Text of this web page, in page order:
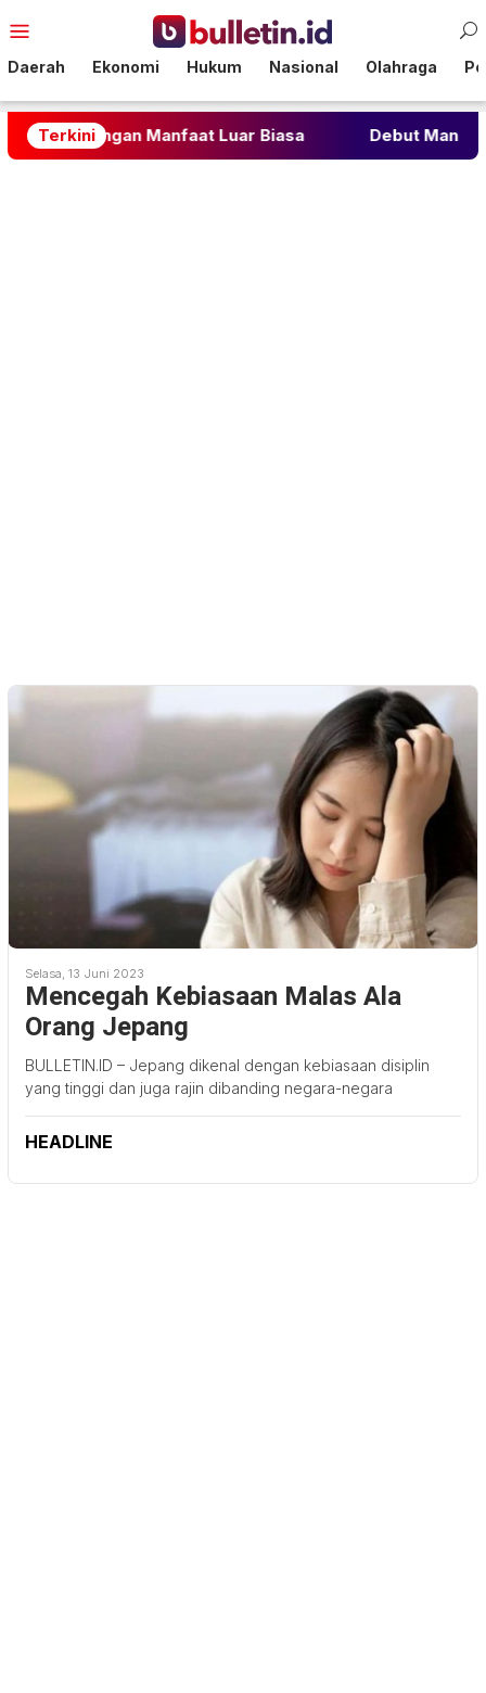
ke
Mobile
Daerah Ekonomi Hukum Nasional Olahraga
Terkini
dengan Manfaat Luar Biasa Debut Manis Lee
Selasa, 13 Juni 2023
Mencegah Kebiasaan Malas Ala
Orang Jepang
BULLETIN.ID – Jepang dikenal dengan kebiasaan disiplin
yang tinggi dan juga rajin dibanding negara-negara
HEADLINE